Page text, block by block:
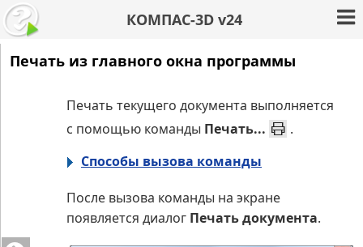
КОМПАС-3D v24
Печать из главного окна программы
Печать текущего документа выполняется
с помощью команды Печать...
.
Способы вызова команды
После вызова команды на экране
появляется диалог Печать документа.